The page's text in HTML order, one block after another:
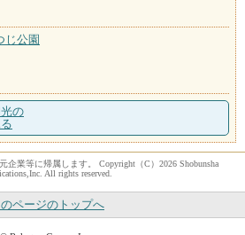
じ公園
の
企業等に帰属します。 Copyright（C）2026 Shobunsha
All rights reserved.
ページのトップへ